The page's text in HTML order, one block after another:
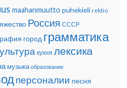
maahanmuutto puhekieli rektio
Россия СССР
город грамматика
кухня лексика
музыка образование
персоналии песня